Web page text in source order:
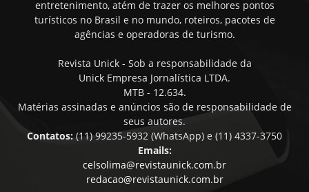
entretenimento, atém de trazer os melhores pontos
turísticos no Brasil e no mundo, roteiros, pacotes de
agências e operadoras de turismo.
Revista Unick - Sob a responsabilidade da
Unick Empresa Jornalística LTDA.
MTB - 12.634.
Matérias assinadas e anúncios são de responsabilidade de
seus autores.
Contatos: (11) 99235-5932 (WhatsApp) e (11) 4337-3750
Emails:
celsolima@revistaunick.com.br
redacao@revistaunick.com.br